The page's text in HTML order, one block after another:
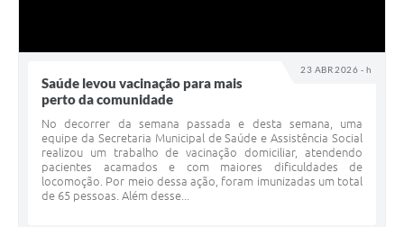
23 ABR 2026 - h
Saúde levou vacinação para mais
perto da comunidade
No decorrer da semana passada e desta semana, uma
equipe da Secretaria Municipal de Saúde e Assistência Social
realizou um trabalho de vacinação domiciliar, atendendo
pacientes acamados e com maiores dificuldades de
locomoção. Por meio dessa ação, foram imunizadas um total
de 65 pessoas. Além desse...